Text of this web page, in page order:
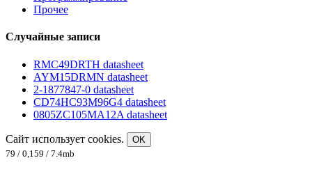
Прочее
Случайные записи
RMC49DRTH datasheet
AYM15DRMN datasheet
2-1877847-0 datasheet
CD74HC93M96G4 datasheet
0805ZC105MA12A datasheet
Сайт использует cookies.
OK
79 / 0,159 / 7.4mb